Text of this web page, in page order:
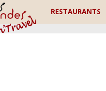
RESTAURANTS